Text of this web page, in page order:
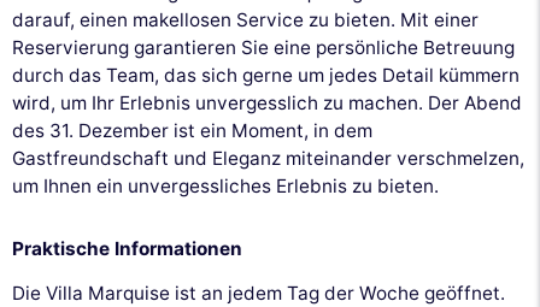
darauf, einen makellosen Service zu bieten. Mit einer
Reservierung garantieren Sie eine persönliche Betreuung
durch das Team, das sich gerne um jedes Detail kümmern
wird, um Ihr Erlebnis unvergesslich zu machen. Der Abend
des 31. Dezember ist ein Moment, in dem
Gastfreundschaft und Eleganz miteinander verschmelzen,
um Ihnen ein unvergessliches Erlebnis zu bieten.
Praktische Informationen
Die Villa Marquise ist an jedem Tag der Woche geöffnet.